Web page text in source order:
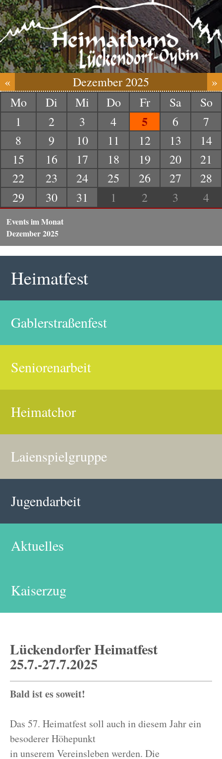
« Dezember 2025
»
Mo
Di Mi Do Fr Sa
So
1
2 3 4 5 6
7
8
9 10 11 12 13
14
15
16 17 18 19 20
21
22
23 24 25 26 27
28
29
30 31 1 2 3 4
Events im Monat
Dezember 2025
Heimatfest
Gablerstraßenfest
Seniorenarbeit
Heimatchor
Laienspielgruppe
Jugendarbeit
Aktuelles
Kaiserzug
Lückendorfer Heimatfest
25.7.-27.7.2025
Bald ist es soweit!
Das 57. Heimatfest soll auch in diesem Jahr ein
besoderer Höhepunkt
in unserem Vereinsleben werden. Die